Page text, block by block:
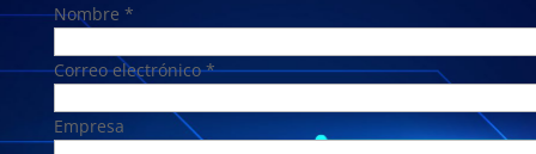
Nombre *
Correo electrónico *
Empresa